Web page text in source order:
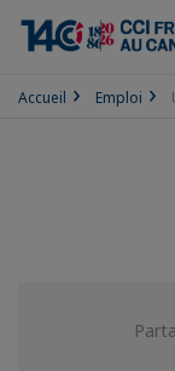
Accueil Emploi